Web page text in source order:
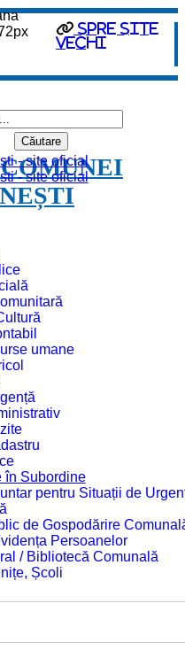
Spre site
vechi
umane
Subordine
pentru Situații de
de Gospodărire
Persoanelor
/ Bibliotecă Comunală
Școli